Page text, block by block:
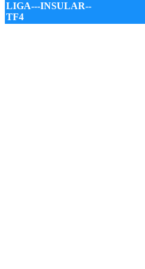
LIGA---INSULAR--
TF4